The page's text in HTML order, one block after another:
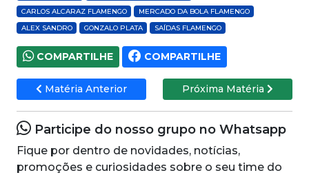
CARLOS ALCARAZ FLAMENGO
MERCADO DA BOLA FLAMENGO
ALEX SANDRO
GONZALO PLATA SAÍDAS FLAMENGO
COMPARTILHE COMPARTILHE
Matéria Anterior Próxima Matéria
Participe do nosso grupo no Whatsapp
Fique por dentro de novidades, notícias,
promoções e curiosidades sobre o seu time do